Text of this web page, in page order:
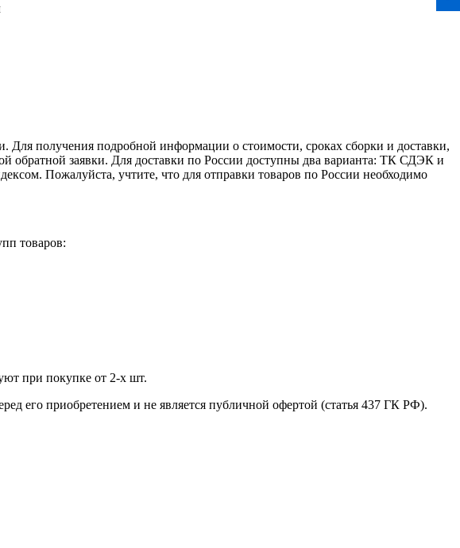
Для получения подробной информации о стоимости, сроках сборки и доставки,
обратной заявки. Для доставки по России доступны два варианта: ТК СДЭК и
Пожалуйста, учтите, что для отправки товаров по России необходимо
товаров:
при покупке от 2-х шт.
его приобретением и не является публичной офертой (статья 437 ГК РФ).